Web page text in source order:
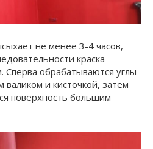
не менее 3-4 часов,
краска
Сперва обрабатываются углы
и кисточкой, затем
поверхность большим